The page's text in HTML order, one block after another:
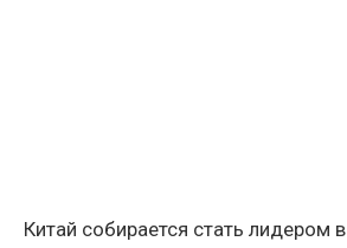
Китай собирается стать лидером в